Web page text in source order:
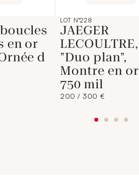
en or
d
LOT N°228
JAEGER
LECOULTRE,
"Duo plan",
Montre en or
750 mil
200 / 300 €